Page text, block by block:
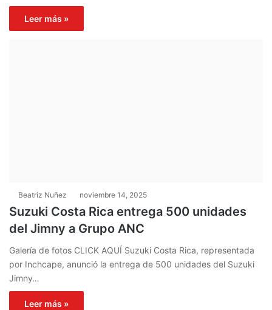
Leer más »
Beatriz Nuñez noviembre 14, 2025
Suzuki Costa Rica entrega 500 unidades
del Jimny a Grupo ANC
Galería de fotos CLICK AQUÍ Suzuki Costa Rica, representada
por Inchcape, anunció la entrega de 500 unidades del Suzuki
Jimny…
Leer más »